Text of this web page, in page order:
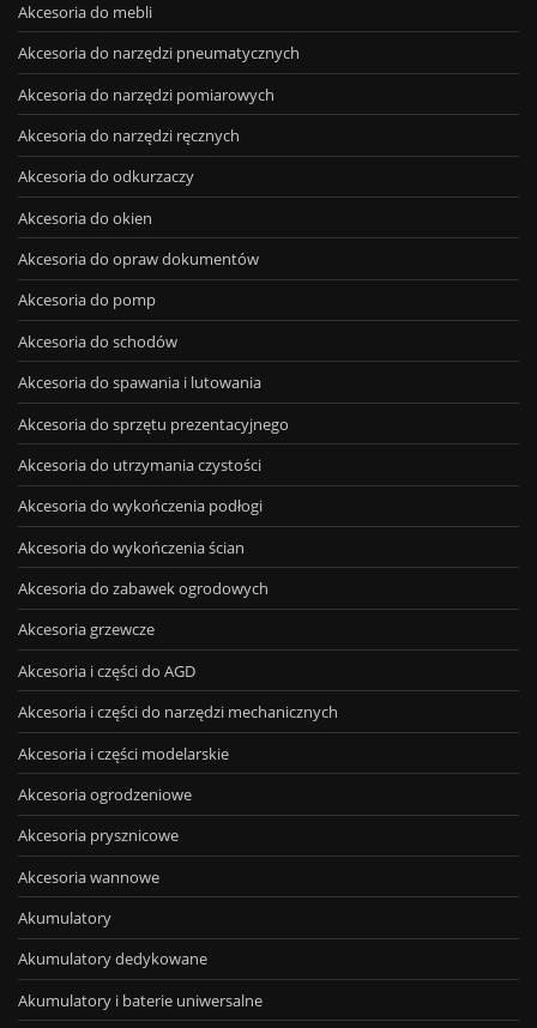
Akcesoria do mebli
Akcesoria do narzędzi pneumatycznych
Akcesoria do narzędzi pomiarowych
Akcesoria do narzędzi ręcznych
Akcesoria do odkurzaczy
Akcesoria do okien
Akcesoria do opraw dokumentów
Akcesoria do pomp
Akcesoria do schodów
Akcesoria do spawania i lutowania
Akcesoria do sprzętu prezentacyjnego
Akcesoria do utrzymania czystości
Akcesoria do wykończenia podłogi
Akcesoria do wykończenia ścian
Akcesoria do zabawek ogrodowych
Akcesoria grzewcze
Akcesoria i części do AGD
Akcesoria i części do narzędzi mechanicznych
Akcesoria i części modelarskie
Akcesoria ogrodzeniowe
Akcesoria prysznicowe
Akcesoria wannowe
Akumulatory
Akumulatory dedykowane
Akumulatory i baterie uniwersalne